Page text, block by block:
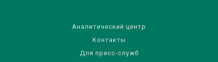
Аналитический центр
Контакты
Для пресс-служб